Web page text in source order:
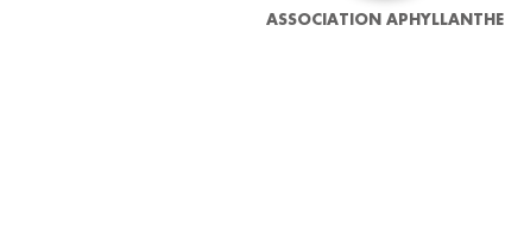
ASSOCIATION APHYLLANTHE